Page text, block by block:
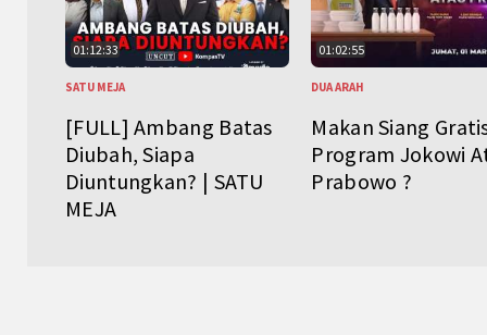
01:12:33
SATU MEJA
[FULL] Ambang Batas
Diubah, Siapa
Diuntungkan? | SATU
MEJA
01:02:55
DUA ARAH
Makan Siang
Program Jokowi
Prabowo ?